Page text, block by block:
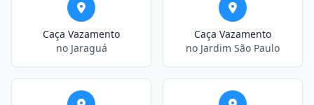
Caça Vazamento
no Jaraguá
Caça Vazamento
no Jardim São Paulo